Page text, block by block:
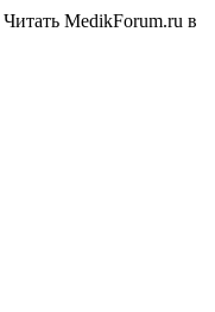
Читать MedikForum.ru в